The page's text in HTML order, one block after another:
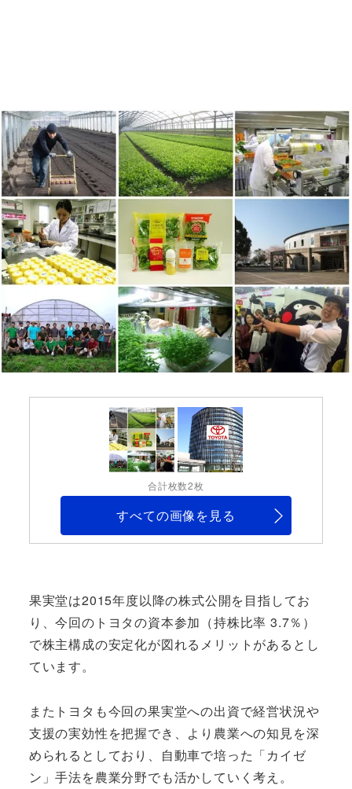
合計枚数2枚
すべての画像を見る
果実堂は2015年度以降の株式公開を目指してお
り、今回のトヨタの資本参加（持株比率 3.7％）
で株主構成の安定化が図れるメリットがあるとし
ています。
またトヨタも今回の果実堂への出資で経営状況や
支援の実効性を把握でき、より農業への知見を深
められるとしており、自動車で培った「カイゼ
ン」手法を農業分野でも活かしていく考え。